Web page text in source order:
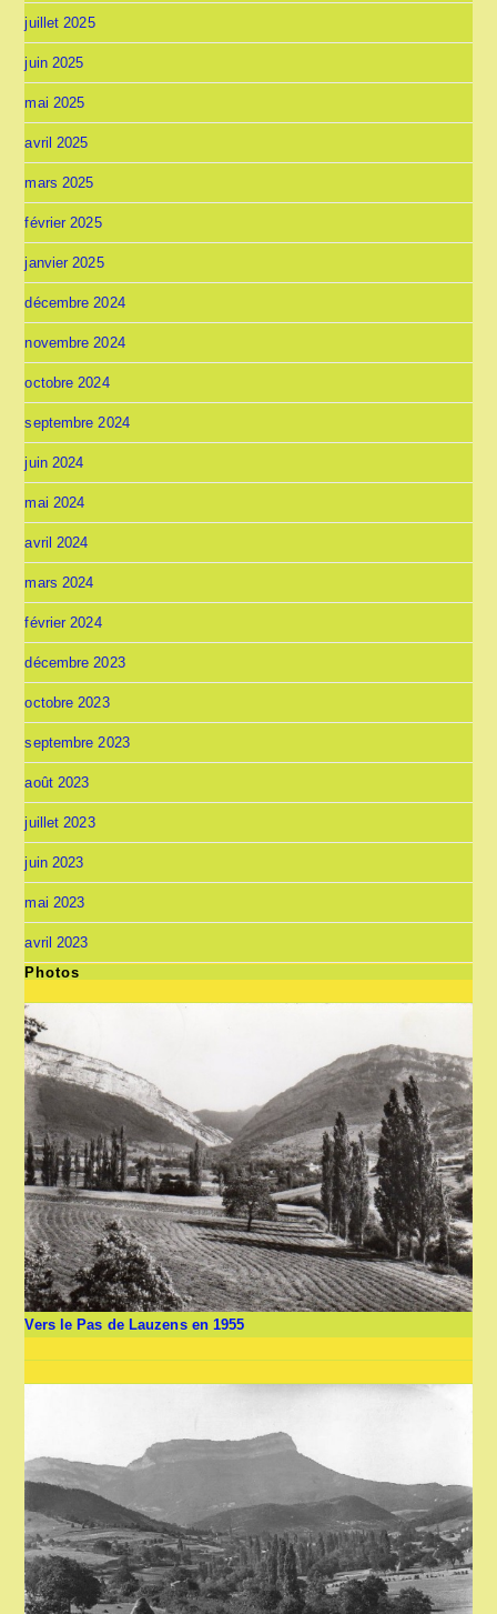
juillet 2025
juin 2025
mai 2025
avril 2025
mars 2025
février 2025
janvier 2025
décembre 2024
novembre 2024
octobre 2024
septembre 2024
juin 2024
mai 2024
avril 2024
mars 2024
février 2024
décembre 2023
octobre 2023
septembre 2023
août 2023
juillet 2023
juin 2023
mai 2023
avril 2023
Photos
Vers le Pas de Lauzens en 1955